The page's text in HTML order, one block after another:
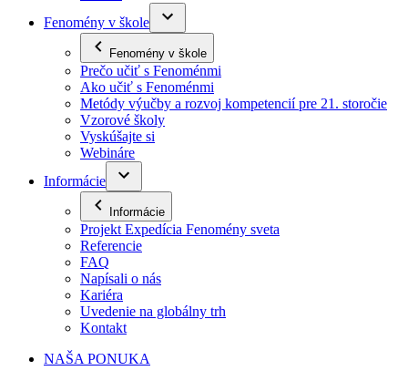
Fenomény v škole
Fenomény v škole
Prečo učiť s Fenoménmi
Ako učiť s Fenoménmi
Metódy výučby a rozvoj kompetencií pre 21. storočie
Vzorové školy
Vyskúšajte si
Webináre
Informácie
Informácie
Projekt Expedícia Fenomény sveta
Referencie
FAQ
Napísali o nás
Kariéra
Uvedenie na globálny trh
Kontakt
NAŠA PONUKA